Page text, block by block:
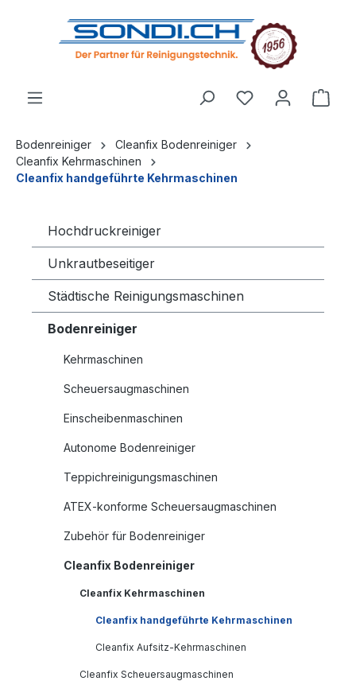
springen
Bodenreiniger
Cleanfix Bodenreiniger
Cleanfix Kehrmaschinen
Cleanfix handgeführte Kehrmaschinen
Hochdruckreiniger
Unkrautbeseitiger
Städtische Reinigungsmaschinen
Bodenreiniger
Kehrmaschinen
Scheuersaugmaschinen
Einscheibenmaschinen
Autonome Bodenreiniger
Teppichreinigungsmaschinen
ATEX-konforme Scheuersaugmaschinen
Zubehör für Bodenreiniger
Cleanfix Bodenreiniger
Cleanfix Kehrmaschinen
Cleanfix handgeführte Kehrmaschinen
Cleanfix Aufsitz-Kehrmaschinen
Cleanfix Scheuersaugmaschinen